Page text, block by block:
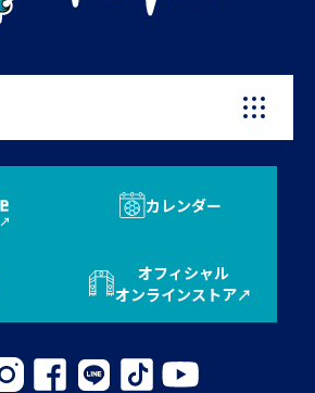
カレンダー
オフィシャル
オンラインストア